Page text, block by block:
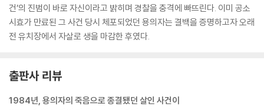
“방금 전에 이번 사건의 유족분들께 사죄드리고 싶다고 하셨는데요, 과거
사건의 유족에 대해서는 어떻습니까. 역시 사죄할 마음이 있습니까?”
했다는 것을 깨달았다. 경찰 발표에서는 ‘공소시효가 만료된 과거의 사
마가 했던 말은 살인 사건이라고 인정한 것이나 마찬가지였다. 감같이 유
건’의 진범이 바로 자신이라고 밝히며 경찰을 충격에 빠뜨린다. 이미 공소
시효가 만료된 그 사건 당시 체포되었던 용의자는 결백을 증명하고자 오래
전 유치장에서 자살로 생을 마감한 후였다.
출판사 리뷰
1984년, 용의자의 죽음으로 종결됐던 살인 사건이